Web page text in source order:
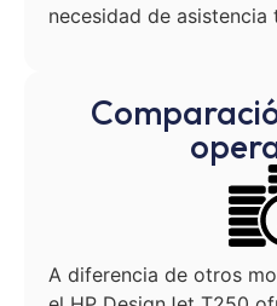
necesidad de asistencia
A diferencia de otros